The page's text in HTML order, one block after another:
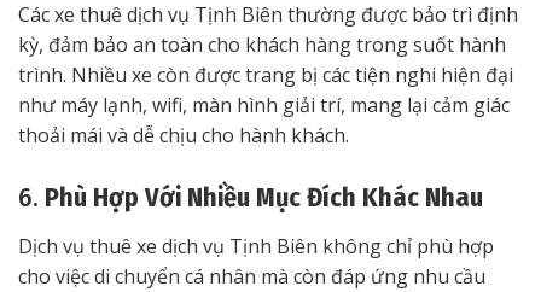
Các xe thuê dịch vụ Tịnh Biên thường được bảo trì định
kỳ, đảm bảo an toàn cho khách hàng trong suốt hành
trình. Nhiều xe còn được trang bị các tiện nghi hiện đại
như máy lạnh, wifi, màn hình giải trí, mang lại cảm giác
thoải mái và dễ chịu cho hành khách.
6. Phù Hợp Với Nhiều Mục Đích Khác Nhau
Dịch vụ thuê xe dịch vụ Tịnh Biên không chỉ phù hợp
cho việc di chuyển cá nhân mà còn đáp ứng nhu cầu